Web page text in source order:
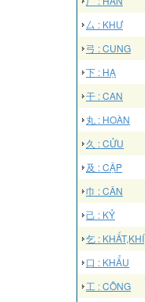
厶 : KHƯ
弓 : CUNG
下 : HẠ
干 : CAN
丸 : HOÀN
久 : CỬU
及 : CẬP
巾 : CÂN
己 : KỶ
乞 : KHẤT,KHÍ
口 : KHẨU
工 : CÔNG